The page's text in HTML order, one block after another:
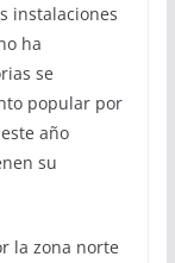
instalaciones
ha
se
popular por
año
su
la zona norte